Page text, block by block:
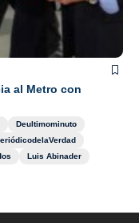
al Metro con
Deultimominuto
Luis Abinader